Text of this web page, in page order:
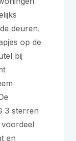
deuren.
op de
bij
3 sterren
en